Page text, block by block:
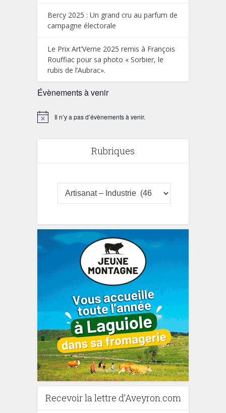
Bercy 2025 : Un grand cru au parfum de
campagne électorale
Le Prix Art’Verne 2025 remis à François
Rouffiac pour sa photo « Sorbier, le
rubis de l’Aubrac».
Évènements à venir
Notice Il n’y a pas d’évènements à venir.
Rubriques
Recevoir la lettre d’Aveyron.com